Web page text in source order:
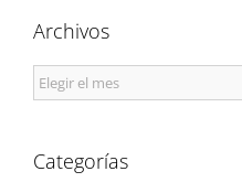
Archivos
Archivos
Categorías